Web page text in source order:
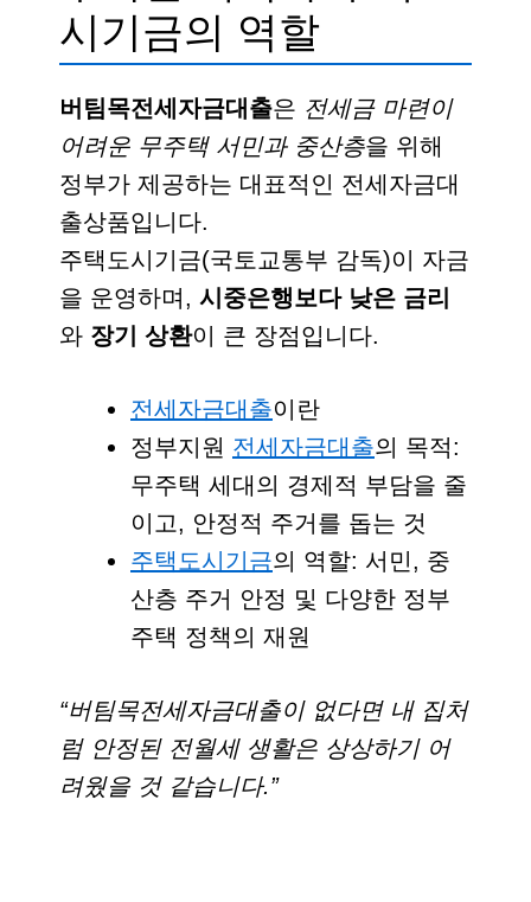
시기금의 역할
버팀목전세자금대출은 전세금 마련이
어려운 무주택 서민과 중산층을 위해
정부가 제공하는 대표적인 전세자금대
출상품입니다.
주택도시기금(국토교통부 감독)이 자금
을 운영하며, 시중은행보다 낮은 금리
와 장기 상환이 큰 장점입니다.
전세자금대출이란
정부지원 전세자금대출의 목적:
무주택 세대의 경제적 부담을 줄
이고, 안정적 주거를 돕는 것
주택도시기금의 역할: 서민, 중
산층 주거 안정 및 다양한 정부
주택 정책의 재원
“버팀목전세자금대출이 없다면 내 집처
럼 안정된 전월세 생활은 상상하기 어
려웠을 것 같습니다.”